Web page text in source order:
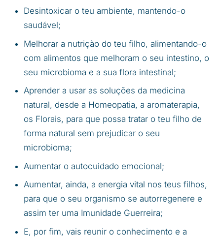
Desintoxicar o teu ambiente, mantendo-o
saudável;
Melhorar a nutrição do teu filho, alimentando-o
com alimentos que melhoram o seu intestino, o
seu microbioma e a sua flora intestinal;
Aprender a usar as soluções da medicina
natural, desde a Homeopatia, a aromaterapia,
os Florais, para que possa tratar o teu filho de
forma natural sem prejudicar o seu
microbioma;
Aumentar o autocuidado emocional;
Aumentar, ainda, a energia vital nos teus filhos,
para que o seu organismo se autorregenere e
assim ter uma Imunidade Guerreira;
E, por fim, vais reunir o conhecimento e a